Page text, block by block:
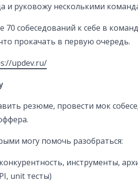
и руковожу несколькими
70 собеседований к себе в
прокачать в первую очередь.
updev.ru/
резюме, провести мок
могу помочь разобраться:
инструменты,
unit тесты)